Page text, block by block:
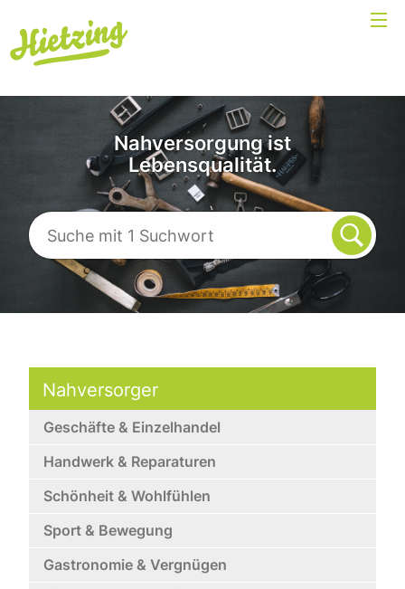
Nahversorgung ist
Lebensqualität.
Nahversorger
Geschäfte & Einzelhandel
Handwerk & Reparaturen
Schönheit & Wohlfühlen
Sport & Bewegung
Gastronomie & Vergnügen